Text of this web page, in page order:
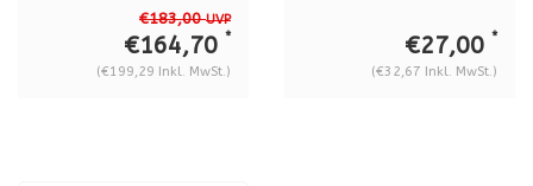
spannweite 40 - 120
€183,00UVP
€164,70 *
(€199,29 Inkl. MwSt.)
€27,00 *
(€32,67 Inkl. MwSt.)